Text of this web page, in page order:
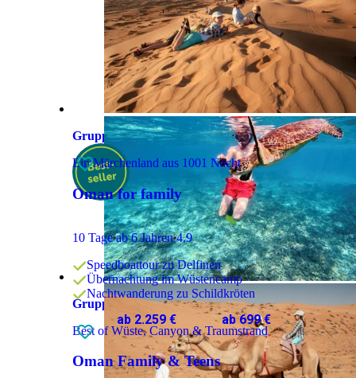
Gruppenreise
Ein Märchenland aus 1001 Nacht
Oman for family
10 Tage ab 6 Jahren 4.9
Speedboattour zu Delfinen
Übernachtung im Wüstencamp
Nachtwanderung zu Schildkröten
ab 2.259 € ab 699 €
Gruppenreise
Best of Wüste, Canyon & Traumstrand
Oman Family & Teens